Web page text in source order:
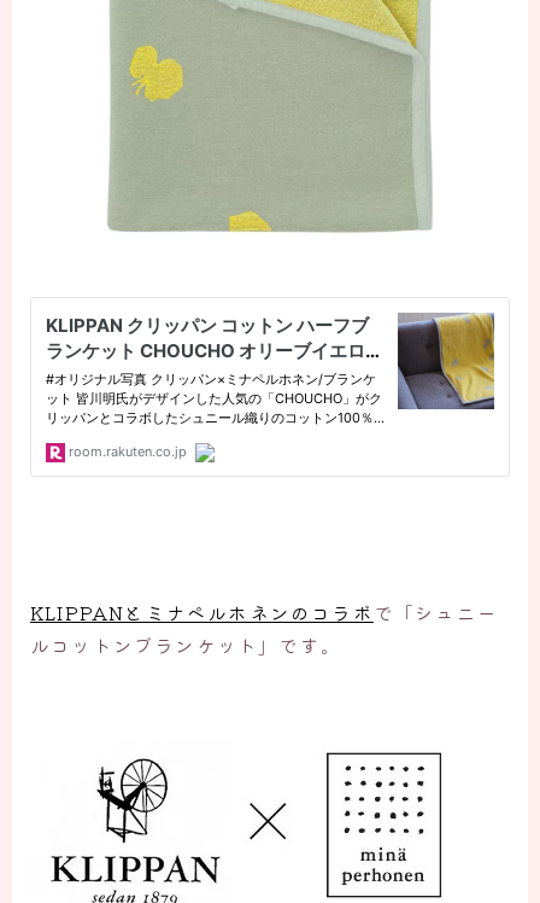
KLIPPANとミナペルホネンのコラボ で「シュニー
ルコットンブランケット」です。